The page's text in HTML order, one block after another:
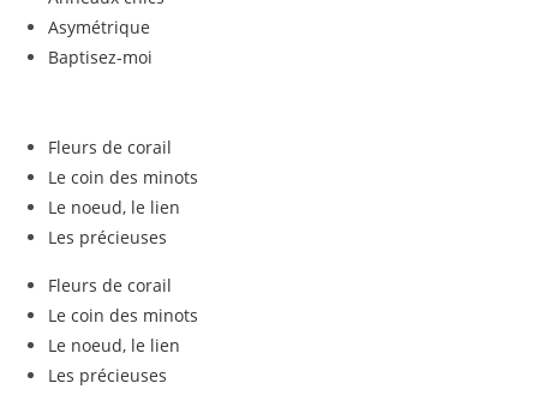
Asymétrique
Baptisez-moi
Fleurs de corail
Le coin des minots
Le noeud, le lien
Les précieuses
Fleurs de corail
Le coin des minots
Le noeud, le lien
Les précieuses